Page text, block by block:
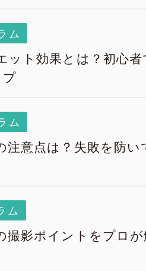
ム
ット効果とは？初心
ム
注意点は？失敗を防
ム
撮影ポイントをプロ